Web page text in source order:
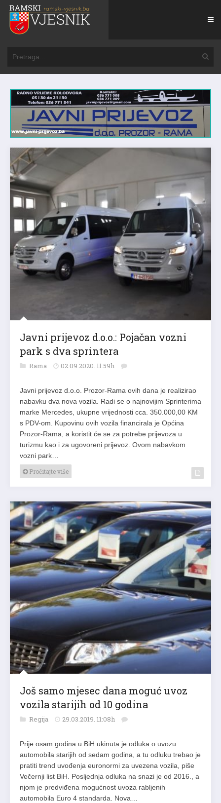
Javni prijevoz d.o.o.: Pojačan vozni
park s dva sprintera
Rama 02.09.2020. 11:59h
Javni prijevoz d.o.o. Prozor-Rama ovih dana je realizirao
nabavku dva nova vozila. Radi se o najnovijim Sprinterima
marke Mercedes, ukupne vrijednosti cca. 350.000,00 KM
s PDV-om. Kupovinu ovih vozila financirala je Općina
Prozor-Rama, a koristit će se za potrebe prijevoza u
turizmu kao i za ugovoreni prijevoz. Ovom nabavkom
vozni park…
Pročitajte više
Još samo mjesec dana moguć uvoz
vozila starijih od 10 godina
Regija 29.03.2019. 11:08h
Prije osam godina u BiH ukinuta je odluka o uvozu
automobila starijih od sedam godina, a tu odluku trebao je
pratiti trend uvođenja euronormi za uvezena vozila, piše
Večernji list BiH. Posljednja odluka na snazi je od 2016., a
njom je predviđena mogućnost uvoza rabljenih
automobila Euro 4 standarda. Nova…